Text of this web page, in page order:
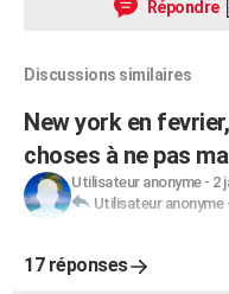
Répondre
Discussions similaires
New york en
choses à ne pas
Utilisateur anonyme- 2
Utilisateur anonyme
17 réponses